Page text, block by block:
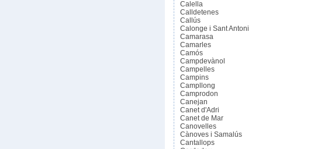
Calella
Calldetenes
Callús
Calonge i Sant Antoni
Camarasa
Camarles
Camós
Campdevànol
Campelles
Campins
Campllong
Camprodon
Canejan
Canet d'Adri
Canet de Mar
Canovelles
Cànoves i Samalús
Cantallops